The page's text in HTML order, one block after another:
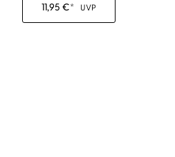
11,95 €* UVP